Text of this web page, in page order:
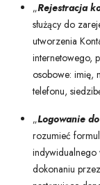
„Rejestracja
służący do
utworzenia
internetowego,
osobowe: imię,
telefonu,
„Logowanie
rozumieć
indywidualnego
dokonaniu